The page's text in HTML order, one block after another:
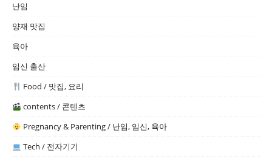
난임
양재 맛집
육아
임신 출산
Food / 맛집, 요리
contents / 콘텐츠
Pregnancy & Parenting / 난임, 임신, 육아
Tech / 전자기기